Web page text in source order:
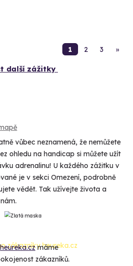
1 2 3 »
další zážitky
vůbec neznamená, že nemůžete
ohledu na handicap si můžete užít
adrenalinu! U každého zážitku v
je v sekci Omezení, podrobně
vědět. Tak užívejte života a
heureka.czmáme
zákazníků.